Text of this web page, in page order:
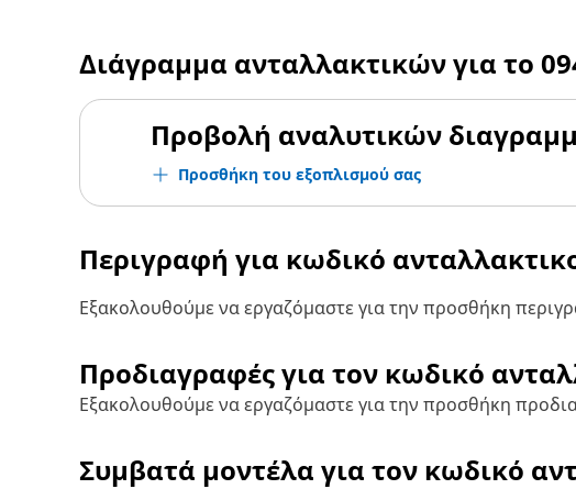
Διάγραμμα ανταλλακτικών για το
Προβολή αναλυτικών
Προσθήκη του εξοπλισμού σας
Περιγραφή για κωδικό
Εξακολουθούμε να εργαζόμαστε για την προσθήκη
Προδιαγραφές για τον κωδικό
Εξακολουθούμε να εργαζόμαστε για την προσθήκη
Συμβατά μοντέλα για τον κωδικό